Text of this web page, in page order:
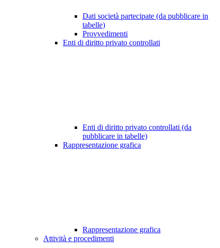
Dati società partecipate (da pubblicare in
tabelle)
Provvedimenti
Enti di diritto privato controllati
Enti di diritto privato controllati (da
pubblicare in tabelle)
Rappresentazione grafica
Rappresentazione grafica
Attività e procedimenti